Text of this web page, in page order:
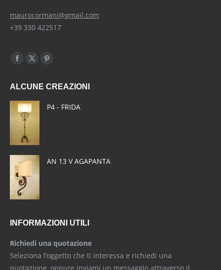
maurocormani@gmail.com
+39 330 422517
Find us on:
Facebook
opens
in
new
window
X
opens
in
new
Pinterest
opens
ALCUNE CREAZIONI
P4 - FRIDA
AN 13 V AGAPANTA
INFORMAZIONI UTILI
Richiedi una quotazione
Seleziona l’oggetto che ti interessa e richiedi una
quotazione, oppure inviami un messaggio attraverso il